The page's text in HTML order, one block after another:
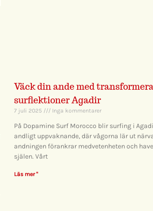
Väck din ande med
surflektioner Agadir
7 juli 2025 Inga kommentarer
På Dopamine Surf Morocco blir surfing i
andligt uppvaknande, där vågorna lär ut
andningen förankrar medvetenheten och
själen. Vårt
Läs mer "